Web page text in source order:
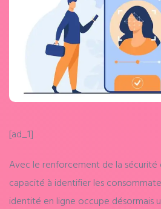
[ad_1]
Avec le renforcement de la sécurité
capacité à identifier les
identité en ligne occupe désormais